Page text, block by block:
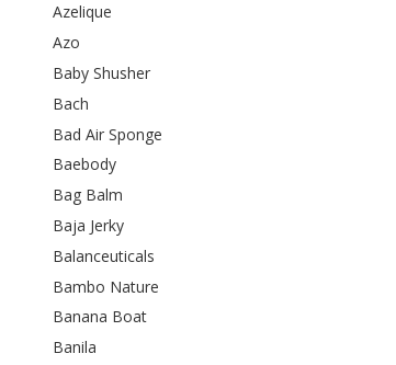
Azelique
Azo
Baby Shusher
Bach
Bad Air Sponge
Baebody
Bag Balm
Baja Jerky
Balanceuticals
Bambo Nature
Banana Boat
Banila